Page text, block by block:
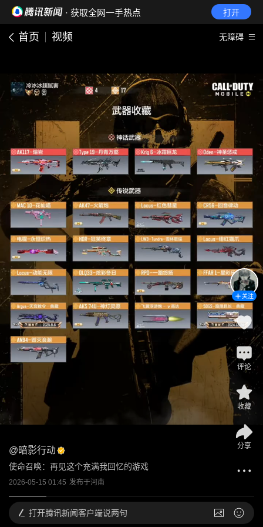
· 获取全网一手热点 打开
首页 视频 无障碍
@暗影行动
使命召唤：再见这个充满我回忆的游戏
2026-05-15 01:45 发布于河南
关注
评论
收藏
分享
打开腾讯新闻客户端说两句